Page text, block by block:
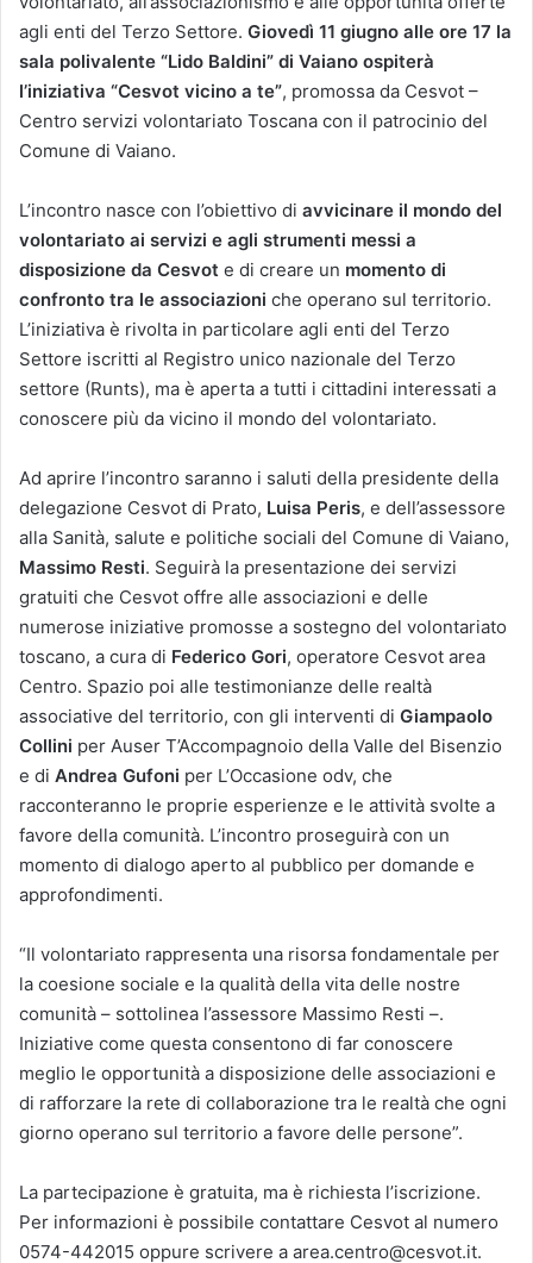
agli enti del Terzo Settore. Giovedì 11 giugno alle ore 17 la
sala polivalente “Lido Baldini” di Vaiano ospiterà
l’iniziativa “Cesvot vicino a te”, promossa da Cesvot –
Centro servizi volontariato Toscana con il patrocinio del
Comune di Vaiano.
L’incontro nasce con l’obiettivo di avvicinare il mondo del
volontariato ai servizi e agli strumenti messi a
disposizione da Cesvot e di creare un momento di
confronto tra le associazioni che operano sul territorio.
L’iniziativa è rivolta in particolare agli enti del Terzo
Settore iscritti al Registro unico nazionale del Terzo
settore (Runts), ma è aperta a tutti i cittadini interessati a
conoscere più da vicino il mondo del volontariato.
Ad aprire l’incontro saranno i saluti della presidente della
delegazione Cesvot di Prato, Luisa Peris, e dell’assessore
alla Sanità, salute e politiche sociali del Comune di Vaiano,
Massimo Resti. Seguirà la presentazione dei servizi
gratuiti che Cesvot offre alle associazioni e delle
numerose iniziative promosse a sostegno del volontariato
toscano, a cura di Federico Gori, operatore Cesvot area
Centro. Spazio poi alle testimonianze delle realtà
associative del territorio, con gli interventi di Giampaolo
Collini per Auser T’Accompagnoio della Valle del Bisenzio
e di Andrea Gufoni per L’Occasione odv, che
racconteranno le proprie esperienze e le attività svolte a
favore della comunità. L’incontro proseguirà con un
momento di dialogo aperto al pubblico per domande e
approfondimenti.
“Il volontariato rappresenta una risorsa fondamentale per
la coesione sociale e la qualità della vita delle nostre
comunità – sottolinea l’assessore Massimo Resti –.
Iniziative come questa consentono di far conoscere
meglio le opportunità a disposizione delle associazioni e
di rafforzare la rete di collaborazione tra le realtà che ogni
giorno operano sul territorio a favore delle persone”.
La partecipazione è gratuita, ma è richiesta l’iscrizione.
Per informazioni è possibile contattare Cesvot al numero
0574-442015 oppure scrivere a area.centro@cesvot.it.